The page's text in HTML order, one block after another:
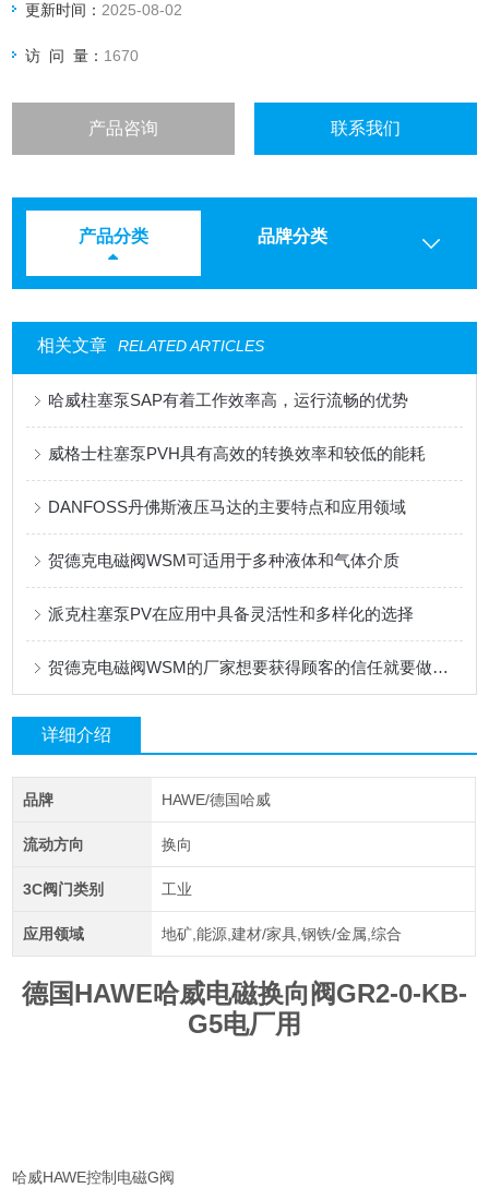
更新时间： 2025-08-02
访 问 量： 1670
产品咨询 联系我们
产品分类 品牌分类
相关文章 RELATED ARTICLES
哈威柱塞泵SAP有着工作效率高，运行流畅的优势
威格士柱塞泵PVH具有高效的转换效率和较低的能耗
DANFOSS丹佛斯液压马达的主要特点和应用领域
贺德克电磁阀WSM可适用于多种液体和气体介质
派克柱塞泵PV在应用中具备灵活性和多样化的选择
贺德克电磁阀WSM的厂家想要获得顾客的信任就要做到这三点
详细介绍
品牌 HAWE/德国哈威
流动方向 换向
3C阀门类别 工业
应用领域 地矿,能源,建材/家具,钢铁/金属,综合
德国HAWE哈威电磁换向阀GR2-0-KB-
G5电厂用
哈威HAWE控制电磁G阀